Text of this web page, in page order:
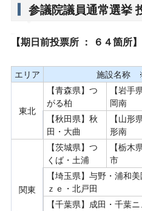
参議院議員通常選挙
【期日前投票所 ： ６４箇所】
エリア 施設名称
東北
【青森県】つ
がる柏
【岩手
岡南
【秋田県】秋
田・大曲
【山形
形南
関東
【茨城県】つ
くば・土浦
【栃木
市
【埼玉県】与野・浦和
ｚｅ・北戸田
【千葉県】成田・千葉